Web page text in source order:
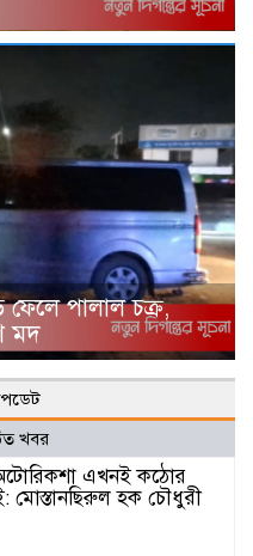
ফেলে পালাল চক্র,
মদ
খবর
এখনই কঠোর
মোস্তানছিরুল হক চৌধুরী